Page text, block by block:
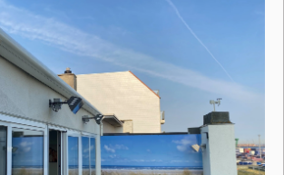
infraroodpanelen gekocht bij
deel expert in de benaming mag je
de uitleg die ze geven is zeer duidelijk
teveel. Deze mensen doen hun job
Ze brengen letterlijk warmte en licht in
aanrader! Bedankt 🙏